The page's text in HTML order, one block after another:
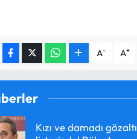
A- A+
Kızı ve damadı gözaltı